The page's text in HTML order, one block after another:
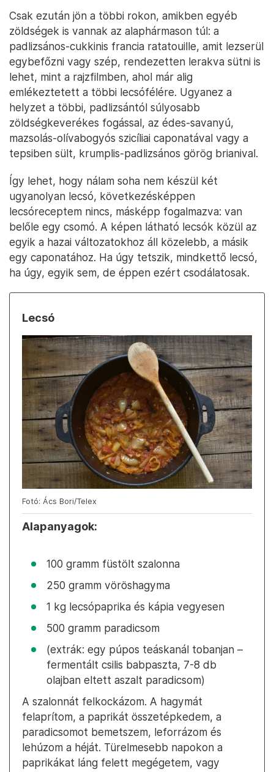
Csak ezután jön a többi rokon, amikben egyéb
zöldségek is vannak az alaphármason túl: a
padlizsános-cukkinis francia ratatouille, amit lezserül
egybefőzni vagy szép, rendezetten lerakva sütni is
lehet, mint a rajzfilmben, ahol már alig
emlékeztetett a többi lecsófélére. Ugyanez a
helyzet a többi, padlizsántól súlyosabb
zöldségkeverékes fogással, az édes-savanyú,
mazsolás-olívabogyós szicíliai caponatával vagy a
tepsiben sült, krumplis-padlizsános görög brianival.
Így lehet, hogy nálam soha nem készül két
ugyanolyan lecsó, következésképpen
lecsóreceptem nincs, másképp fogalmazva: van
belőle egy csomó. A képen látható lecsók közül az
egyik a hazai változatokhoz áll közelebb, a másik
egy caponatához. Ha úgy tetszik, mindkettő lecsó,
ha úgy, egyik sem, de éppen ezért csodálatosak.
Lecsó
Fotó: Ács Bori/Telex
Alapanyagok:
100 gramm füstölt szalonna
250 gramm vöröshagyma
1 kg lecsópaprika és kápia vegyesen
500 gramm paradicsom
(extrák: egy púpos teáskanál tobanjan –
fermentált csilis babpaszta, 7-8 db
olajban eltett aszalt paradicsom)
A szalonnát felkockázom. A hagymát
felaprítom, a paprikát összetépkedem, a
paradicsomot bemetszem, leforrázom és
lehúzom a héját. Türelmesebb napokon a
paprikákat láng felett megégetem, vagy